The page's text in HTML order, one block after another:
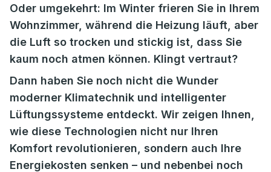
Oder umgekehrt: Im Winter frieren Sie in Ihrem
Wohnzimmer, während die Heizung läuft, aber
die Luft so trocken und stickig ist, dass Sie
kaum noch atmen können. Klingt vertraut?
Dann haben Sie noch nicht die Wunder
moderner Klimatechnik und intelligenter
Lüftungssysteme entdeckt. Wir zeigen Ihnen,
wie diese Technologien nicht nur Ihren
Komfort revolutionieren, sondern auch Ihre
Energiekosten senken – und nebenbei noch